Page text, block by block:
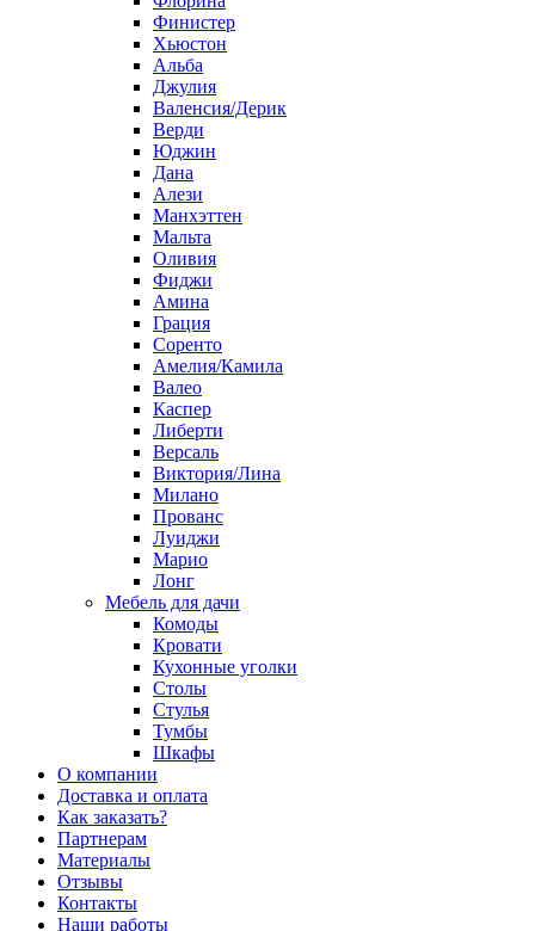
Финистер
Хьюстон
Альба
Джулия
Валенсия/Дерик
Верди
Юджин
Дана
Алези
Манхэттен
Мальта
Оливия
Фиджи
Амина
Грация
Соренто
Амелия/Камила
Валео
Каспер
Либерти
Версаль
Виктория/Лина
Милано
Прованс
Луиджи
Марио
Лонг
Мебель для дачи
Комоды
Кровати
Кухонные уголки
Столы
Стулья
Тумбы
Шкафы
О компании
Доставка и оплата
Как заказать?
Партнерам
Материалы
Отзывы
Контакты
Наши работы